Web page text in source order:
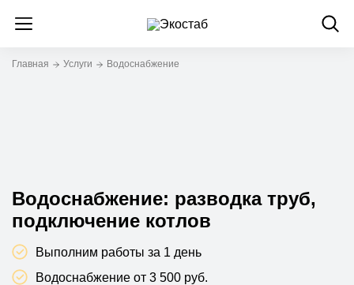
Главная Услуги Водоснабжение
Водоснабжение: разводка труб,
подключение котлов
Выполним работы за 1 день
Водоснабжение от 3 500 руб.